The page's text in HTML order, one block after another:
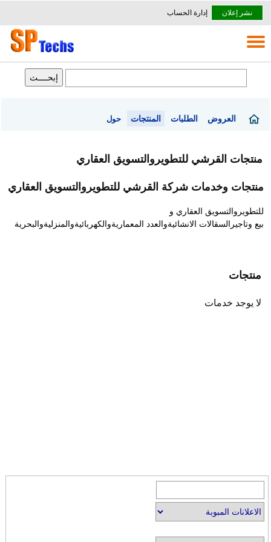
نشر إعلان إدارة الحساب
العروض الطلبات المنتجات حول
منتجات القرشي للتطويروالتسويق العقاري
منتجات وخدمات شركة القرشي للتطويروالتسويق العقاري
للتطويروالتسويق العقاري و
بيع وتاجيرالسقالات الانشائيةوالعدد المعماريةوالكهربائيةوالمنزليةوالبحرية
منتجات
لا يوجد خدمات